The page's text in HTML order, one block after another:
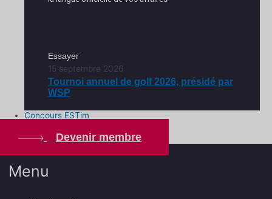
Essayer
15 septembre 2026
Tournoi annuel de golf 2026, présidé par
WSP
Concours ESTim
Devenir membre
Menu